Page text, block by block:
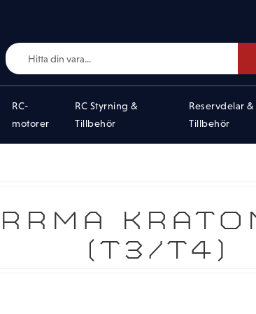
RC-
motorer
RC Styrning &
Tillbehör
Reservdelar &
Tillbehör
(T3/T4)